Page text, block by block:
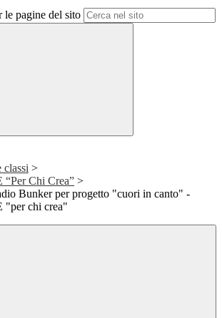
le pagine del sito
classi >
“Per Chi Crea” >
Bunker per progetto "cuori in canto" -
"per chi crea"